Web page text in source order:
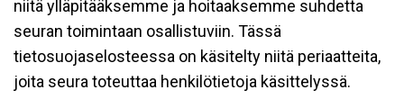
niitä ylläpitääksemme ja hoitaaksemme suhdetta
seuran toimintaan osallistuviin. Tässä
tietosuojaselosteessa on käsitelty niitä periaatteita,
joita seura toteuttaa henkilötietoja käsittelyssä.